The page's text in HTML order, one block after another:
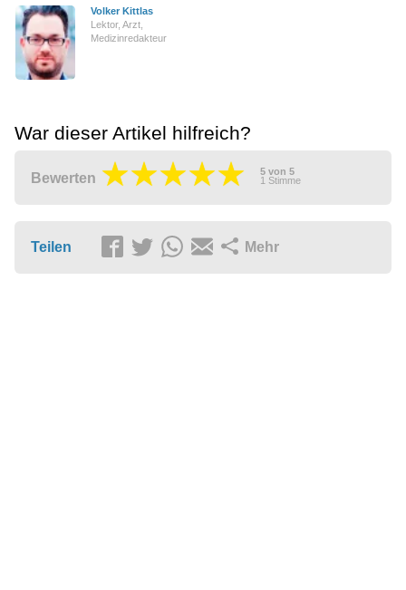
Volker Kittlas
Lektor, Arzt,
Medizinredakteur
War dieser Artikel hilfreich?
Bewerten 5 von 5
1 Stimme
Teilen Mehr